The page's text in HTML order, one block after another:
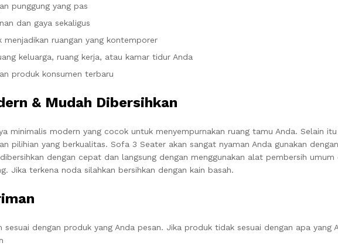
punggung yang pas
dan gaya sekaligus
menjadikan ruangan yang kontemporer
keluarga, ruang kerja, atau kamar tidur Anda
produk konsumen terbaru
& Mudah Dibersihkan
minimalis modern yang cocok untuk menyempurnakan ruang tamu Anda. Selain
pilihian yang berkualitas. Sofa 3 Seater akan sangat nyaman Anda gunakan
dengan cepat dan langsung dengan menggunakan alat pembersih umum
Jika terkena noda silahkan bersihkan dengan kain basah.
sesuai dengan produk yang Anda pesan. Jika produk tidak sesuai dengan apa yang